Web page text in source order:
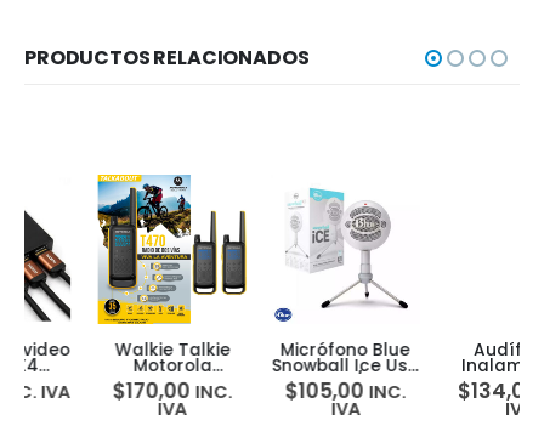
PRODUCTOS RELACIONADOS
Walkie Talkie
Motorola
Talkabout T470
Kit de 2 Radios
$170,00 INC.
Micrófono Blue
Snowball Ice Usb
44,1 Khz / 16 Bit
$105,00 INC.
Audífonos
Inalambricos
Bluetooth
Deportivos JBL
Endurance Race
$134,00 INC.